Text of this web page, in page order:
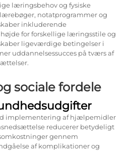
læringsbehov og fysiske
notatprogrammer og
inkluderende
for forskellige læringsstile og
ligeværdige betingelser i
uddannelsessucces på tværs af
sociale fordele
implementering af hjælpemidler
reducerer betydeligt
gennem
af komplikationer og